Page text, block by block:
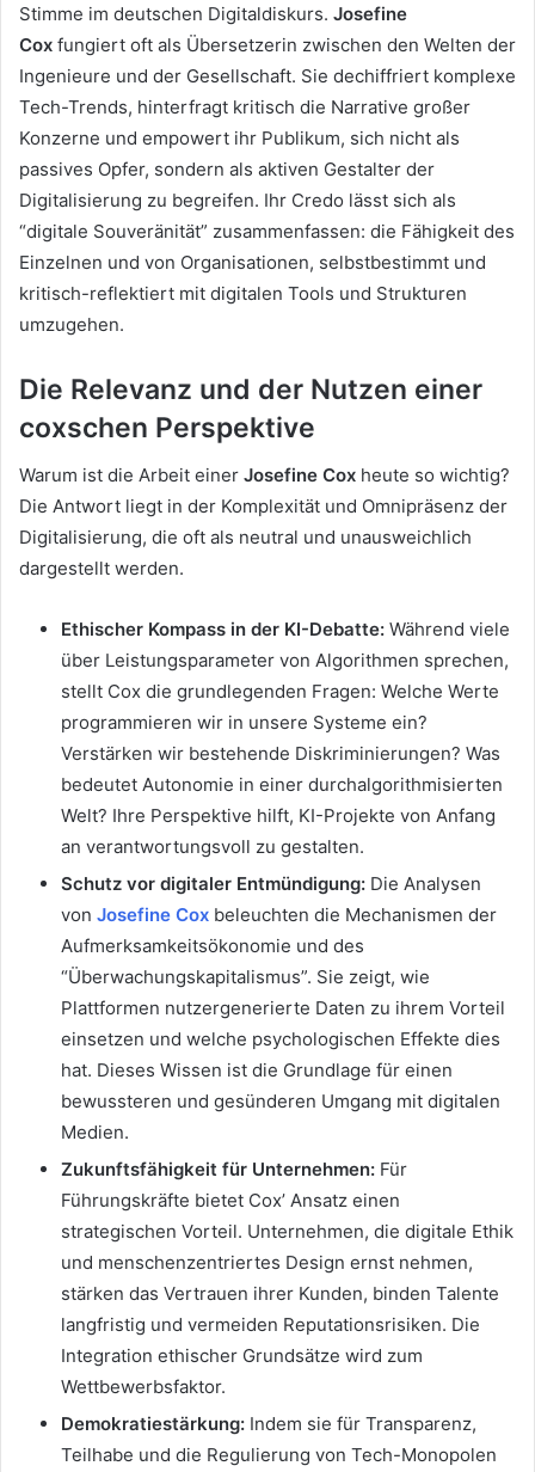
Stimme im deutschen Digitaldiskurs. Josefine
Cox fungiert oft als Übersetzerin zwischen den Welten der
Ingenieure und der Gesellschaft. Sie dechiffriert komplexe
Tech-Trends, hinterfragt kritisch die Narrative großer
Konzerne und empowert ihr Publikum, sich nicht als
passives Opfer, sondern als aktiven Gestalter der
Digitalisierung zu begreifen. Ihr Credo lässt sich als
“digitale Souveränität” zusammenfassen: die Fähigkeit des
Einzelnen und von Organisationen, selbstbestimmt und
kritisch-reflektiert mit digitalen Tools und Strukturen
umzugehen.
Die Relevanz und der Nutzen einer
coxschen Perspektive
Warum ist die Arbeit einer Josefine Cox heute so wichtig?
Die Antwort liegt in der Komplexität und Omnipräsenz der
Digitalisierung, die oft als neutral und unausweichlich
dargestellt werden.
Ethischer Kompass in der KI-Debatte: Während viele
über Leistungsparameter von Algorithmen sprechen,
stellt Cox die grundlegenden Fragen: Welche Werte
programmieren wir in unsere Systeme ein?
Verstärken wir bestehende Diskriminierungen? Was
bedeutet Autonomie in einer durchalgorithmisierten
Welt? Ihre Perspektive hilft, KI-Projekte von Anfang
an verantwortungsvoll zu gestalten.
Schutz vor digitaler Entmündigung: Die Analysen
von Josefine Cox beleuchten die Mechanismen der
Aufmerksamkeitsökonomie und des
“Überwachungskapitalismus”. Sie zeigt, wie
Plattformen nutzergenerierte Daten zu ihrem Vorteil
einsetzen und welche psychologischen Effekte dies
hat. Dieses Wissen ist die Grundlage für einen
bewussteren und gesünderen Umgang mit digitalen
Medien.
Zukunftsfähigkeit für Unternehmen: Für
Führungskräfte bietet Cox’ Ansatz einen
strategischen Vorteil. Unternehmen, die digitale Ethik
und menschenzentriertes Design ernst nehmen,
stärken das Vertrauen ihrer Kunden, binden Talente
langfristig und vermeiden Reputationsrisiken. Die
Integration ethischer Grundsätze wird zum
Wettbewerbsfaktor.
Demokratiestärkung: Indem sie für Transparenz,
Teilhabe und die Regulierung von Tech-Monopolen